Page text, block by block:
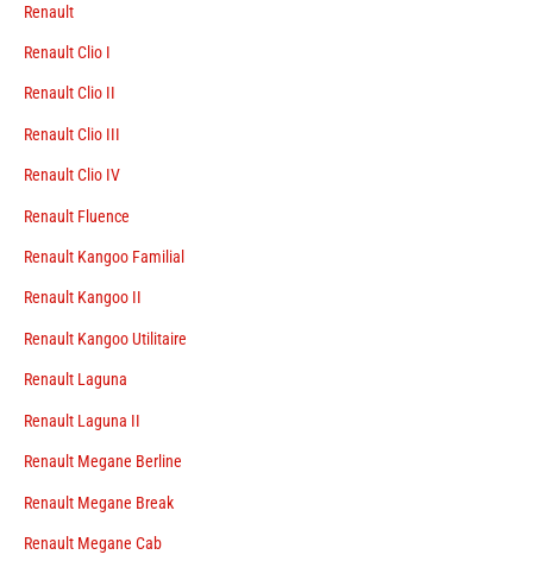
Renault
Renault Clio I
Renault Clio II
Renault Clio III
Renault Clio IV
Renault Fluence
Renault Kangoo Familial
Renault Kangoo II
Renault Kangoo Utilitaire
Renault Laguna
Renault Laguna II
Renault Megane Berline
Renault Megane Break
Renault Megane Cab